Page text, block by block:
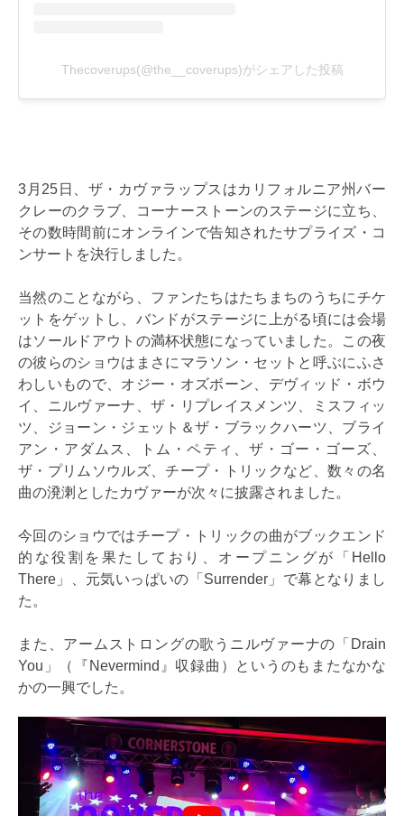
3月25日、ザ・カヴァラップスはカリフォルニア州バー
クレーのクラブ、コーナーストーンのステージに立ち、
その数時間前にオンラインで告知されたサプライズ・コ
ンサートを決行しました。
当然のことながら、ファンたちはたちまちのうちにチケ
ットをゲットし、バンドがステージに上がる頃には会場
はソールドアウトの満杯状態になっていました。この夜
の彼らのショウはまさにマラソン・セットと呼ぶにふさ
わしいもので、オジー・オズボーン、デヴィッド・ボウ
イ、ニルヴァーナ、ザ・リプレイスメンツ、ミスフィッ
ツ、ジョーン・ジェット＆ザ・ブラックハーツ、ブライ
アン・アダムス、トム・ペティ、ザ・ゴー・ゴーズ、
ザ・プリムソウルズ、チープ・トリックなど、数々の名
曲の溌溂としたカヴァーが次々に披露されました。
今回のショウではチープ・トリックの曲がブックエンド
的な役割を果たしており、オープニングが「Hello
There」、元気いっぱいの「Surrender」で幕となりまし
た。
また、アームストロングの歌うニルヴァーナの「Drain
You」（『Nevermind』収録曲）というのもまたなかな
かの一興でした。